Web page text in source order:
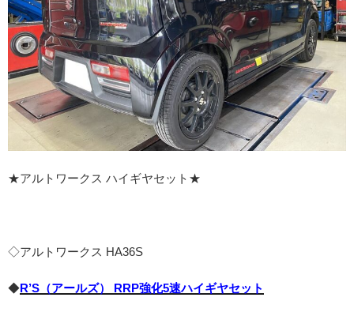
★アルトワークス ハイギヤセット★
◇アルトワークス HA36S
◆R’S（アールズ） RRP強化5速ハイギヤセット